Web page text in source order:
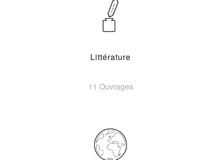
Littérature
11 Ouvrages